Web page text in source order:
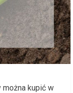
można kupić w